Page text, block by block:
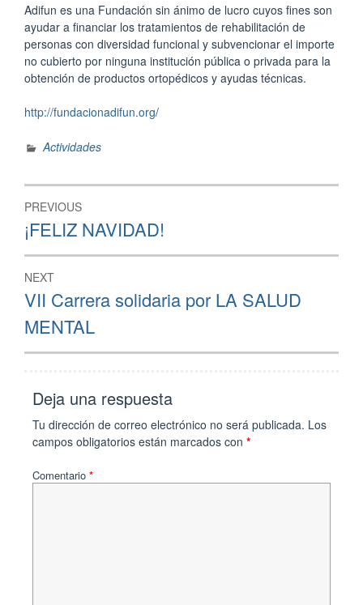
Adifun es una Fundación sin ánimo de lucro cuyos fines son
ayudar a financiar los tratamientos de rehabilitación de
personas con diversidad funcional y subvencionar el importe
no cubierto por ninguna institución pública o privada para la
obtención de productos ortopédicos y ayudas técnicas.
http://fundacionadifun.org/
Actividades
Navegación
de
entradas
PREVIOUS
Previous
post:
¡FELIZ NAVIDAD!
NEXT
Next
post:
VII Carrera solidaria por LA SALUD
MENTAL
Deja una respuesta
Tu dirección de correo electrónico no será publicada. Los
campos obligatorios están marcados con *
Comentario *